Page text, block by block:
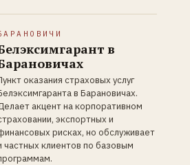
в
оказания страховых услуг
в Барановичах.
акцент на корпоративном
экспортных и
рисках, но обслуживает
частных клиентов по базовым